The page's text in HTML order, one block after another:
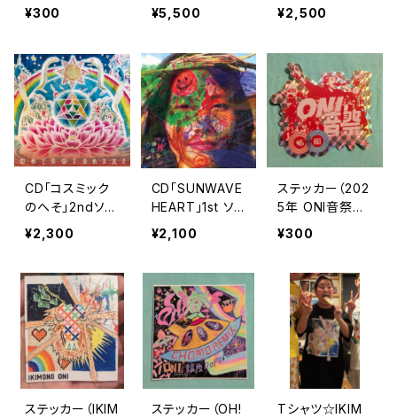
¥300
ー）バックプリン
ト有り
¥5,500
ム
¥2,500
CD「コスミック
のへそ」2ndソロ
アルバム
¥2,300
CD「SUNWAVE
HEART」1st ソ
ロアルバム
¥2,100
ステッカー（202
5年 ONI音祭@
味園）
¥300
ステッカー（IKIM
ステッカー（OH!
Tシャツ☆IKIM